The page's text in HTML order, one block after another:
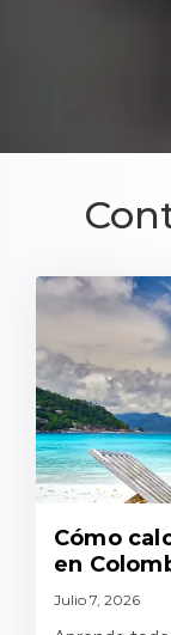
Cómo
en
Julio 7, 2026